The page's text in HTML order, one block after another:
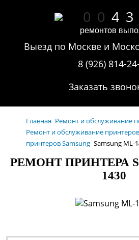
0 0 4 3
ремонтов
Выезд по Москве и
8 (926) 814-
Заказать
Главная Ремонт и обслуживание
Ремонт и обслуживание принтеров
принтеров Samsung Samsung ML-
РЕМОНТ ПРИНТЕРА
1430